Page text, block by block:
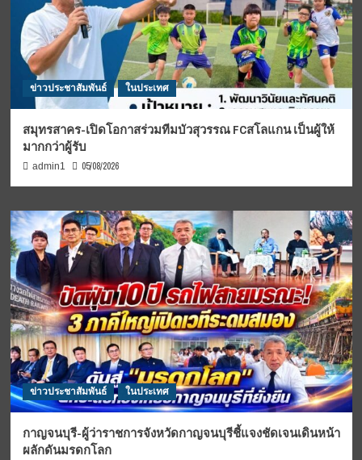
ข่าวประชาสัมพันธ์ ในประเทศ
สมุทรสาคร-เปิดโอกาสร่วมทีมบัวสุวรรณ FCสโลแกน เป็นผู้ให้
มากกว่าผู้รับ
admin1 05/08/2026
ข่าวประชาสัมพันธ์ ในประเทศ
กาญจนบุรี-ผู้ว่าราชการจังหวัดกาญจนบุรีชี้แจงชัดเจนเดินหน้า
ผลักดันมรดกโลก